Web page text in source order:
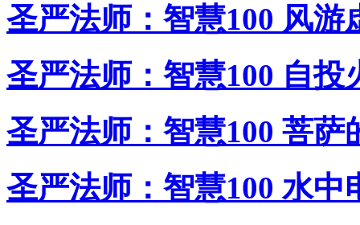
圣严法师：智慧100 风游
圣严法师：智慧100 自投
圣严法师：智慧100 菩萨
圣严法师：智慧100 水中